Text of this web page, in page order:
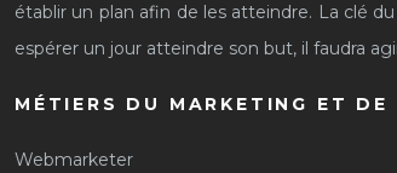
établir un plan afin de les atteindre. La clé
espérer un jour atteindre son but, il faudra
MÉTIERS DU MARKETING ET
Webmarketer